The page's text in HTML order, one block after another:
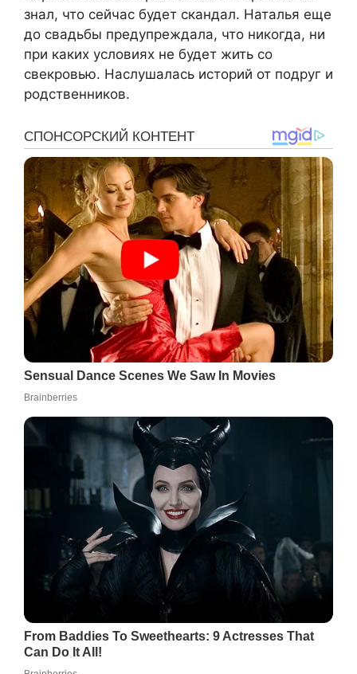
знал, что сейчас будет скандал. Наталья еще
до свадьбы предупреждала, что никогда, ни
при каких условиях не будет жить со
свекровью. Наслушалась историй от подруг и
родственников.